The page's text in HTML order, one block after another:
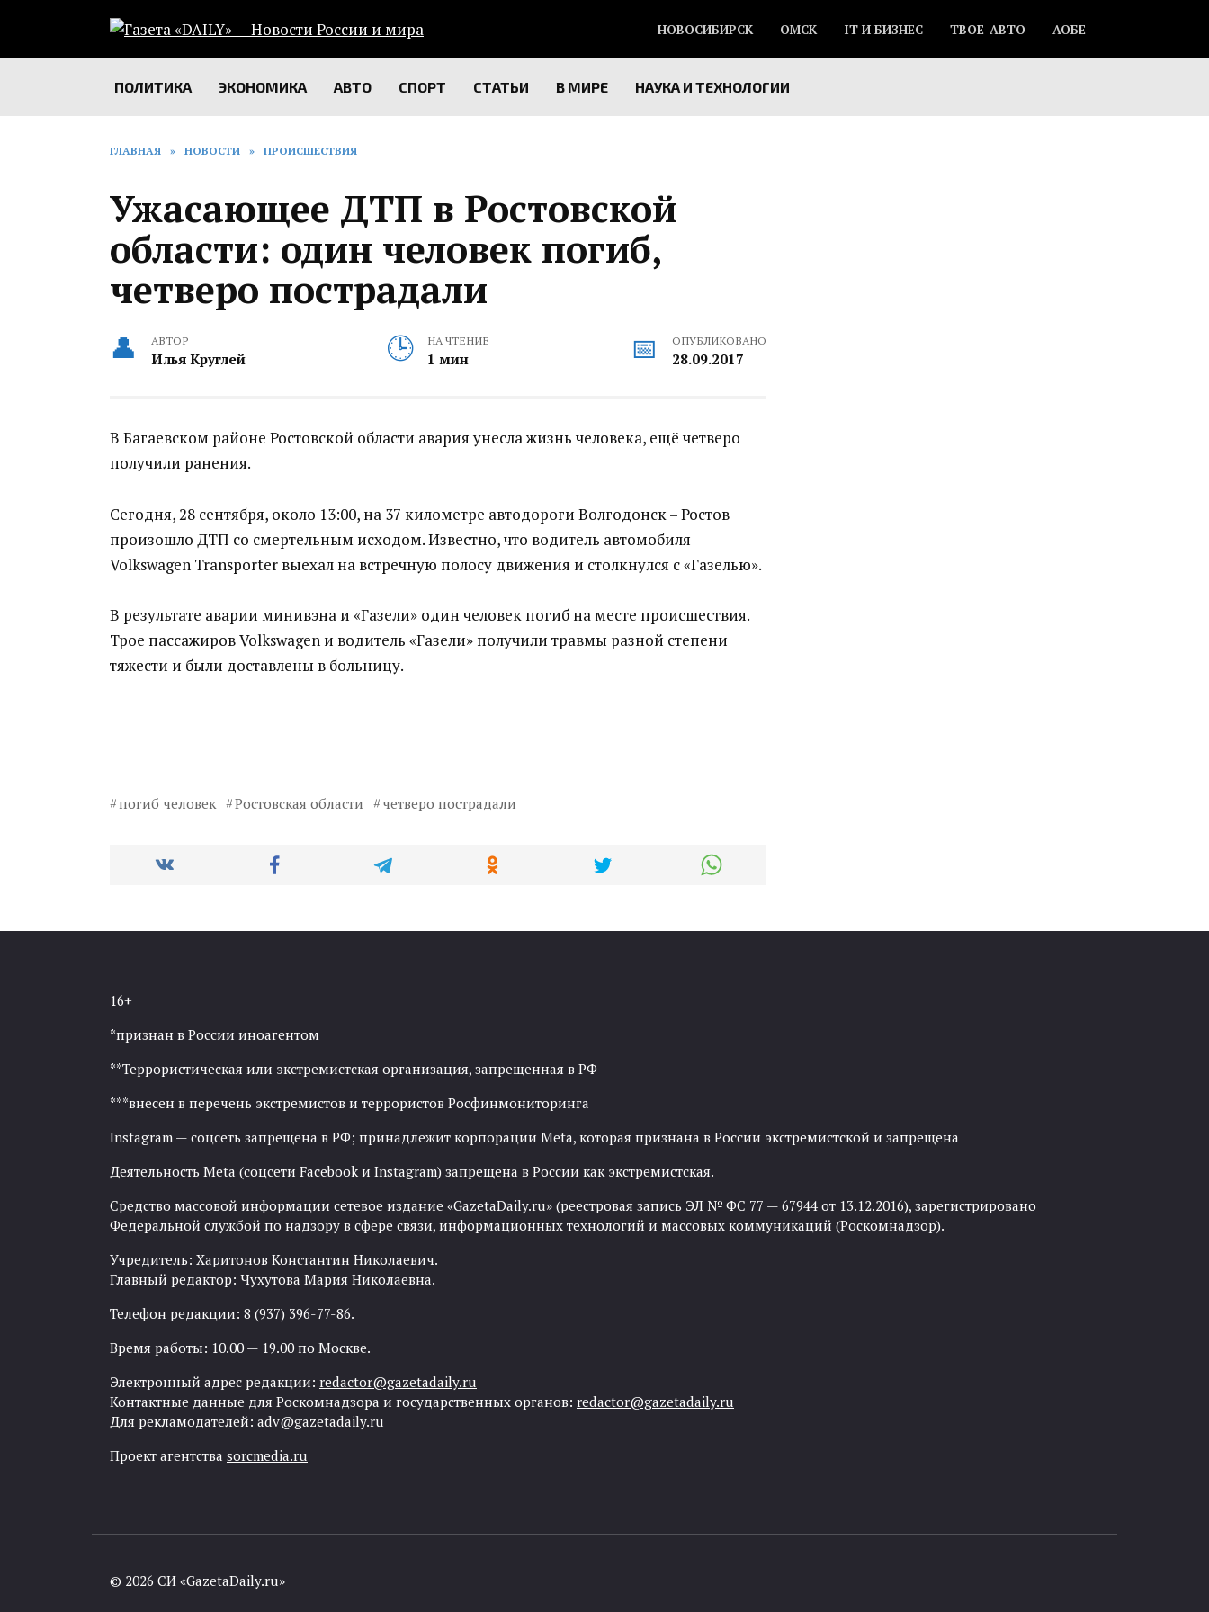
содержанию
НОВОСИБИРСК ОМСК IT И БИЗНЕС ТВОЕ-АВТО АОБЕ
ПОЛИТИКА ЭКОНОМИКА АВТО СПОРТ СТАТЬИ В МИРЕ НАУКА И ТЕХНОЛОГИИ
ГЛАВНАЯ » НОВОСТИ » ПРОИСШЕСТВИЯ
Ужасающее ДТП в Ростовской
области: один человек погиб,
четверо пострадали
АВТОР
Илья Круглей
НА ЧТЕНИЕ
1 мин
ОПУБЛИКОВАНО
28.09.2017
В Багаевском районе Ростовской области авария унесла жизнь человека, ещё четверо
получили ранения.
Сегодня, 28 сентября, около 13:00, на 37 километре автодороги Волгодонск – Ростов
произошло ДТП со смертельным исходом. Известно, что водитель автомобиля
Volkswagen Transporter выехал на встречную полосу движения и столкнулся с «Газелью».
В результате аварии минивэна и «Газели» один человек погиб на месте происшествия.
Трое пассажиров Volkswagen и водитель «Газели» получили травмы разной степени
тяжести и были доставлены в больницу.
погиб человек Ростовская области четверо пострадали
16+
*признан в России иноагентом
**Террористическая или экстремистская организация, запрещенная в РФ
***внесен в перечень экстремистов и террористов Росфинмониторинга
Instagram — соцсеть запрещена в РФ; принадлежит корпорации Meta, которая признана в России экстремистской и запрещена
Деятельность Meta (соцсети Facebook и Instagram) запрещена в России как экстремистская.
Средство массовой информации сетевое издание «GazetaDaily.ru» (реестровая запись ЭЛ № ФС 77 — 67944 от 13.12.2016), зарегистрировано
Федеральной службой по надзору в сфере связи, информационных технологий и массовых коммуникаций (Роскомнадзор).
Учредитель: Харитонов Константин Николаевич.
Главный редактор: Чухутова Мария Николаевна.
Телефон редакции: 8 (937) 396-77-86.
Время работы: 10.00 — 19.00 по Москве.
Электронный адрес редакции: redactor@gazetadaily.ru
Контактные данные для Роскомнадзора и государственных органов: redactor@gazetadaily.ru
Для рекламодателей: adv@gazetadaily.ru
Проект агентства sorcmedia.ru
© 2026 СИ «GazetaDaily.ru»